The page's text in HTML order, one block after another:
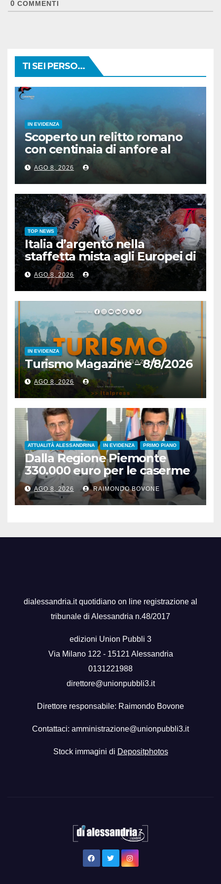
0 COMMENTI
TI SEI PERSO...
IN EVIDENZA
Scoperto un relitto romano
con centinaia di anfore al
largo di Mazara del Vallo
AGO 8, 2026
TOP NEWS
Italia d’argento nella
staffetta mista agli Europei di
nuoto di fondo
AGO 8, 2026
IN EVIDENZA
Turismo Magazine – 8/8/2026
AGO 8, 2026
ATTUALITÀ ALESSANDRINA IN EVIDENZA PRIMO PIANO
Dalla Regione Piemonte
330.000 euro per le caserme
della Guardia di Finanza
AGO 8, 2026 RAIMONDO BOVONE
dialessandria.it quotidiano on line registrazione al
tribunale di Alessandria n.48/2017
edizioni Union Pubbli 3
Via Milano 122 - 15121 Alessandria
0131221988
direttore@unionpubbli3.it
Direttore responsabile: Raimondo Bovone
Contattaci: amministrazione@unionpubbli3.it
Stock immagini di Depositphotos